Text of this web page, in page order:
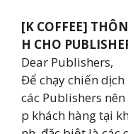
[K COFFEE]
H CHO
Dear Publishers,
Để chạy chiến
các Publishers
p khách hàng tại